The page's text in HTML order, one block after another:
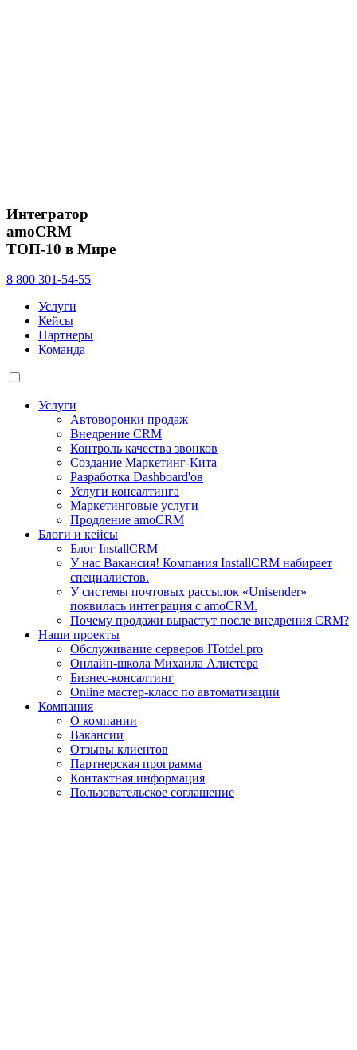
Интегратор
amoCRM
ТОП-10 в Мире
8 800 301-54-55
Услуги
Кейсы
Партнеры
Команда
Услуги
Автоворонки продаж
Внедрение CRM
Контроль качества звонков
Создание Маркетинг-Кита
Разработка Dashboard'ов
Услуги консалтинга
Маркетинговые услуги
Продление amoCRM
Блоги и кейсы
Блог InstallCRM
У нас Вакансия! Компания InstallCRM набирает
специалистов.
У системы почтовых рассылок «Unisender»
появилась интеграция с amoCRM.
Почему продажи вырастут после внедрения CRM?
Наши проекты
Обслуживание серверов ITotdel.pro
Онлайн-школа Михаила Алистера
Бизнес-консалтинг
Online мастер-класс по автоматизации
Компания
О компании
Вакансии
Отзывы клиентов
Партнерская программа
Контактная информация
Пользовательское соглашение